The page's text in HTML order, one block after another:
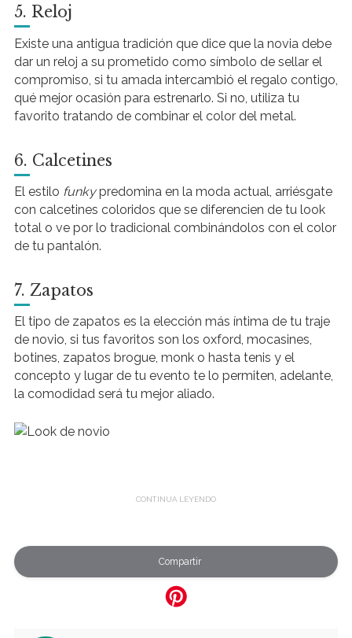
5. Reloj
Existe una antigua tradición que dice que la novia debe
dar un reloj a su prometido como símbolo de sellar el
compromiso, si tu amada intercambió el regalo contigo,
qué mejor ocasión para estrenarlo. Si no, utiliza tu
favorito tratando de combinar el color del metal.
6. Calcetines
El estilo funkypredomina en la moda actual, arriésgate
con calcetines coloridos que se diferencien de tu look
total o ve por lo tradicional combinándolos con el color
de tu pantalón.
7. Zapatos
El tipo de zapatos es la elección más íntima de tu traje
de novio, si tus favoritos son los oxford, mocasines,
botines, zapatos brogue, monk o hasta tenis y el
concepto y lugar de tu evento te lo permiten, adelante,
la comodidad será tu mejor aliado.
Compartir